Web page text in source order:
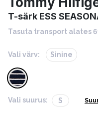
T-särk ESS
Tasuta transport alates
Vali värv: Sinine
Vali suurus: S